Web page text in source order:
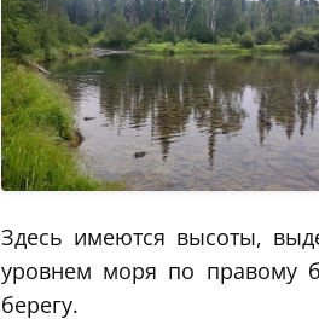
Здесь имеются высоты,
уровнем моря по правому
берегу.